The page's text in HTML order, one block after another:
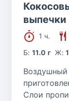
выпечки
1 ч.
Б:11.0 г Ж:
Воздушный
Слои